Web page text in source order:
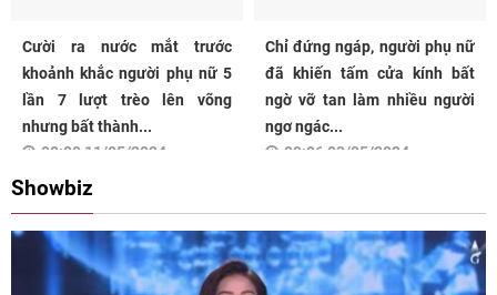
Cười ra nước mắt trước
khoảnh khắc người phụ nữ 5
lần 7 lượt trèo lên võng
nhưng bất thành...
08:00 11/05/2024
Chỉ đứng ngáp, người phụ nữ
đã khiến tấm cửa kính bất
ngờ vỡ tan làm nhiều người
ngơ ngác...
09:06 03/05/2024
Showbiz